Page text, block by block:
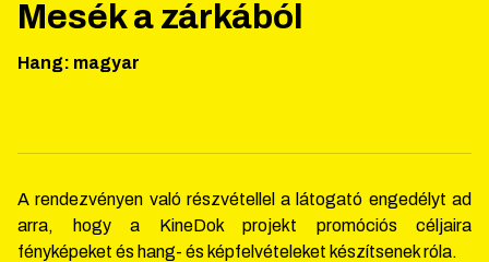
Mesék a zárkából
Hang: magyar
A rendezvényen való részvétellel a látogató engedélyt ad
arra, hogy a KineDok projekt promóciós céljaira
fényképeket és hang- és képfelvételeket készítsenek róla.